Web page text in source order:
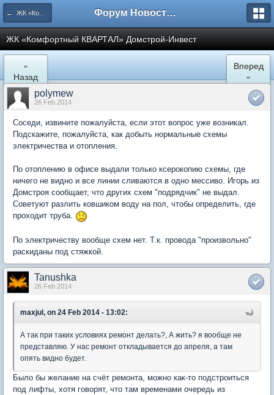
← ЖК «Комфортный КВАРТАЛ» Форум Новостройки
ЖК «Комфортный КВАРТАЛ» Домстрой-Инвест
«
Назад
Вперед
»
polymew
26 Feb 2014
Соседи, извините пожалуйста, если этот вопрос уже возникал.
Подскажите, пожалуйста, как добыть нормальные схемы
электричества и отопления.
По отоплению в офисе выдали только ксерокопию схемы, где
ничего не видно и все линии сливаются в одно мессиво. Игорь из
Домстроя сообщает, что других схем "подрядчик" не выдал.
Советуют разлить ковшиком воду на пол, чтобы определить, где
проходит труба.
По электричеству вообще схем нет. Т.к. провода "произвольно"
раскиданы под стяжкой.
Tanushka
26 Feb 2014
maxjul, on 24 Feb 2014 - 13:02:
А так при таких условиях ремонт делать?, А жить? я вообще не
представляю. У нас ремонт откладывается до апреля, а там
опять видно будет.
Было бы желание на счёт ремонта, можно как-то подстроиться
под лифты, хотя говорят, что там временами очередь из